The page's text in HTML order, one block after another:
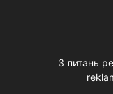
З питань